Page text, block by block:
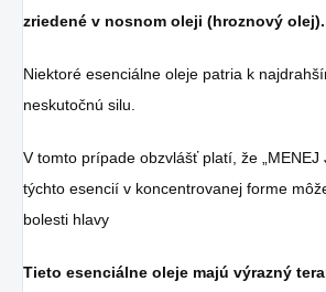
zriedené v nosnom oleji (hroznový
Niektoré esenciálne oleje patria k
neskutočnú silu.
V tomto prípade obzvlášť platí, že „MENEJ
týchto esencií v koncentrovanej forme
bolesti hlavy
Tieto esenciálne oleje majú výrazný